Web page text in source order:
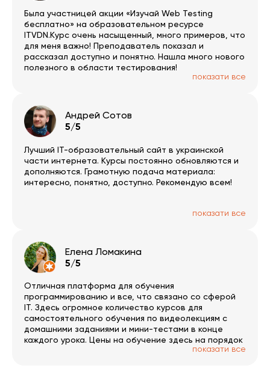
Была участницей акции «Изучай Web Testing
бесплатно» на образовательном ресурсе
ITVDN.Курс очень насыщенный, много примеров, что
для меня важно! Преподаватель показал и
рассказал доступно и понятно. Нашла много нового
полезного в области тестирования!
показати все
Андрей Сотов
5/5
Лучший IT-образовательный сайт в украинской
части интернета. Курсы постоянно обновляются и
дополняются. Грамотную подача материала:
интересно, понятно, доступно. Рекомендую всем!
показати все
Елена Ломакина
5/5
Отличная платформа для обучения
программированию и все, что связано со сферой
IT. Здесь огромное количество курсов для
самостоятельного обучения по видеолекциям с
домашними заданиями и мини-тестами в конце
каждого урока. Цены на обучение здесь на порядок
ниже, чем в оффлане и учиться можно спокойно в
показати все